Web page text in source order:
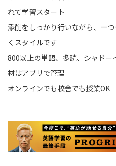
れて学習スタート
添削をしっかり行いながら、一
くスタイルです
800以上の単語、多読、シャドー
材はアプリで管理
オンラインでも校舎でも授業OK